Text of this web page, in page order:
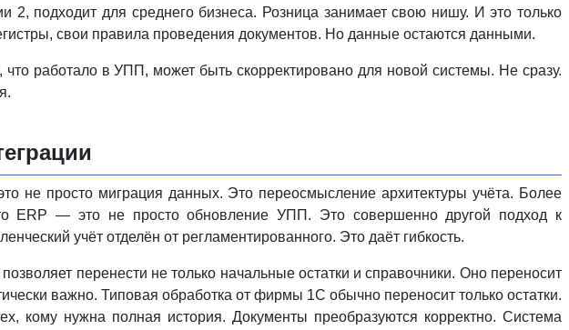
2, подходит для среднего бизнеса. Розница занимает свою нишу. И это только
свои правила проведения документов. Но данные остаются данными.
работало в УПП, может быть скорректировано для новой системы. Не сразу.
не просто миграция данных. Это переосмысление архитектуры учёта. Более
ERP — это не просто обновление УПП. Это совершенно другой подход к
учёт отделён от регламентированного. Это даёт гибкость.
перенести не только начальные остатки и справочники. Оно переносит
важно. Типовая обработка от фирмы 1С обычно переносит только остатки.
кому нужна полная история. Документы преобразуются корректно. Система